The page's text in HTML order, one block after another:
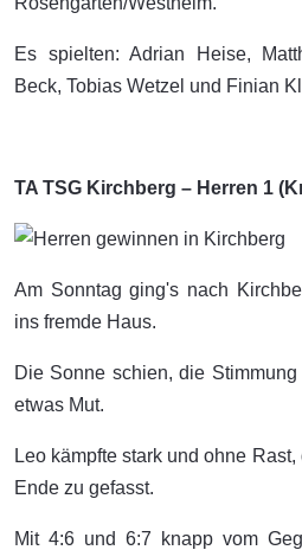
Es spielten: Adrian Heise,
Beck, Tobias Wetzel und Finian
TA TSG Kirchberg – Herren 1
Am Sonntag ging's nach
ins fremde Haus.
Die Sonne schien, die
etwas Mut.
Leo kämpfte stark und ohne
Ende zu gefasst.
Mit 4:6 und 6:7 knapp vom